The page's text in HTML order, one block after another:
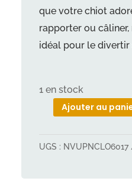
que votre chiot
rapporter ou
idéal pour le divertir
1 en stock
quantité
Jouet
chien
Ajouter au
UGS : NVUPNCLO6017